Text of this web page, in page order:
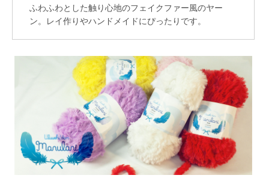
ふわふわとした触り心地のフェイクファー風のヤー
ン。レイ作りやハンドメイドにぴったりです。